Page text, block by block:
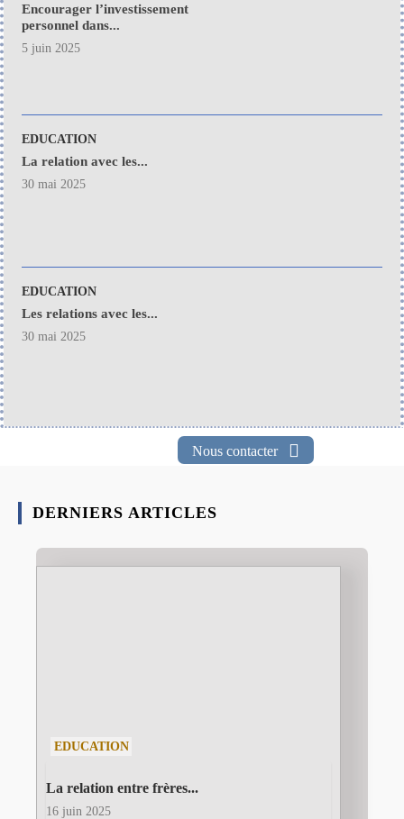
Encourager l’investissement
personnel dans...
5 juin 2025
EDUCATION
La relation avec les...
30 mai 2025
EDUCATION
Les relations avec les...
30 mai 2025
Nous contacter
DERNIERS ARTICLES
EDUCATION
La relation entre frères...
16 juin 2025